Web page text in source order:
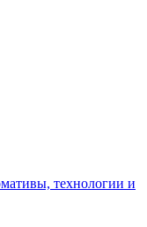
технологии и